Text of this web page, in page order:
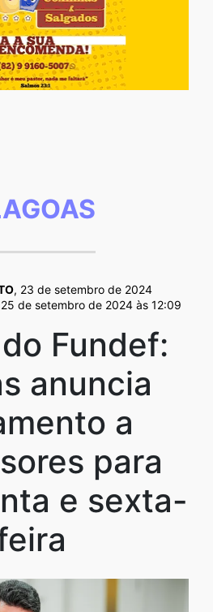
, 23 de setembro de 2024
de setembro de 2024 às 12:09
Fundef:
anuncia
a
para
e sexta-